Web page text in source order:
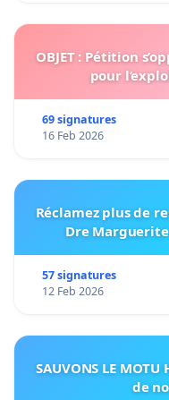
OBJET : Pétition
pour
69 signatures
16 Feb 2026
Réclamez plus de
Dre
57 signatures
12 Feb 2026
SAUVONS LE
de